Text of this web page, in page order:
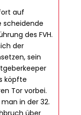
auf
scheidende
des FVH.
der
sein
köpfte
Tor vorbei.
in der 32.